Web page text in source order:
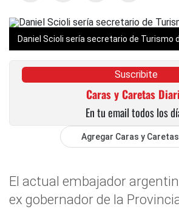
Daniel Scioli sería secretario de Turismo
Suscribite
Caras y Caretas
En tu email todos los
Agregar Caras y
El actual embajador
ex gobernador de la